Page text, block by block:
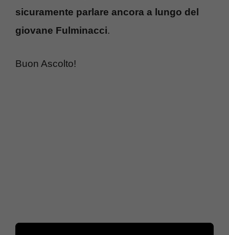
sicuramente parlare ancora a lungo del
giovane Fulminacci.
Buon Ascolto!